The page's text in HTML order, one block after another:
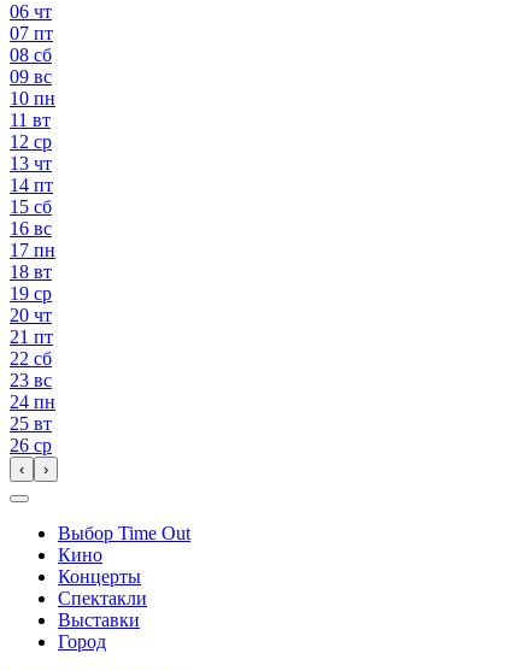
06 чт
07 пт
08 сб
09 вс
10 пн
11 вт
12 ср
13 чт
14 пт
15 сб
16 вс
17 пн
18 вт
19 ср
20 чт
21 пт
22 сб
23 вс
24 пн
25 вт
26 ср
‹ ›
Выбор Time Out
Кино
Концерты
Спектакли
Выставки
Город